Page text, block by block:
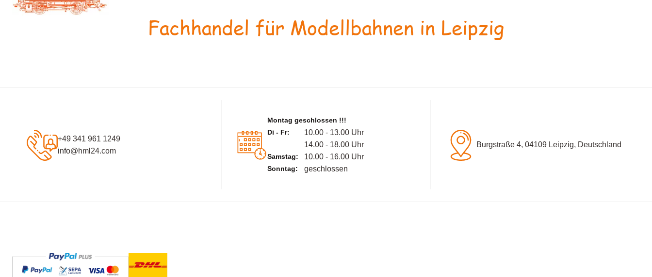
Fachhandel für Modellbahnen in Leipzig
+49 341 961 1249
info@hml24.com
Montag geschlossen !!!
Di - Fr:
10.00 - 13.00 Uhr
14.00 - 18.00 Uhr
Samstag: 10.00 - 16.00 Uhr
Sonntag: geschlossen
Burgstraße 4, 04109 Leipzig, Deutschland